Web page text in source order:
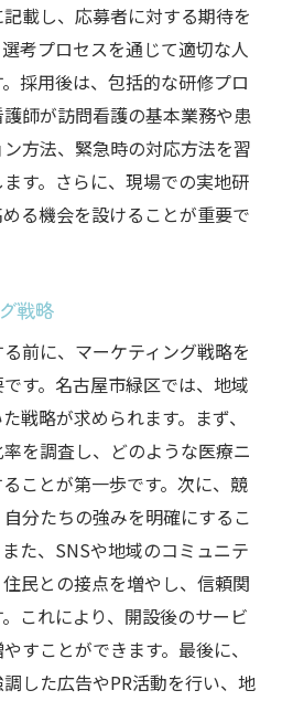
載し、応募者に対する期待を
考プロセスを通じて適切な人
採用後は、包括的な研修プロ
師が訪問看護の基本業務や患
方法、緊急時の対応方法を習
す。さらに、現場での実地研
る機会を設けることが重要で
戦略
前に、マーケティング戦略を
す。名古屋市緑区では、地域
戦略が求められます。まず、
を調査し、どのような医療ニ
ことが第一歩です。次に、競
分たちの強みを明確にするこ
た、SNSや地域のコミュニテ
民との接点を増やし、信頼関
これにより、開設後のサービ
すことができます。最後に、
した広告やPR活動を行い、地